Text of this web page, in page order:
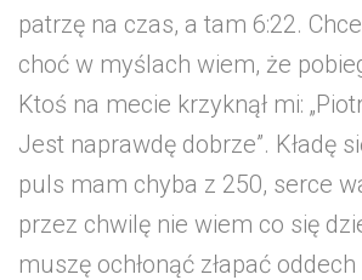
patrzę na czas, a tam 6:22.
choć w myślach wiem, że
Ktoś na mecie krzyknął mi:
Jest naprawdę dobrze”. Kładę
puls mam chyba z 250, serce
przez chwilę nie wiem co się
muszę ochłonąć złapać